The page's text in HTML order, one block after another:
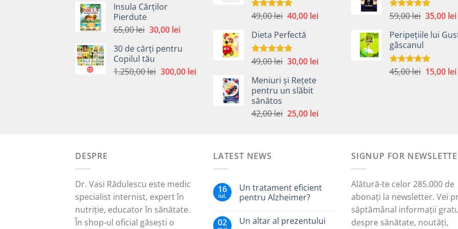
a
65,00 lei.
Insula Cărților
Pierdute
65,00lei Prețul
a
fost:
65,00 lei.
30,00 leiPrețul
este:
30 de cărți pentru
Copilul tău
1.250,00lei Prețul
300,00 leiPrețul
300,00 lei.
59,00 lei.
Evaluat la
49,00lei Prețul
a
fost:
49,00 lei.
40,00 leiPrețul
Dieta Perfectă
Evaluat la
49,00lei Prețul
a
fost:
30,00 leiPrețul
Meniuri și Rețete
pentru un slăbit
sănătos
42,00lei Prețul
25,00 leiPrețul
45,00 lei.
Evaluat la
59,00lei Prețul
a
59,00 lei.
35,00 lei
Peripețiile lui
gâscanul
Evaluat la
45,00lei Prețul
15,00 lei
DESPRE
Dr. Vasi Rădulescu este medic
specialist internist, expert în
nutriție, educator în sănătate.
În shop-ul oficial găsești o
LATEST NEWS
16
iul.
Un tratament eficient
pentru Alzheimer?
02 Un altar al prezentului
SIGNUP FOR
Alătură-te celor 285.000 de
abonați la newsletter. Vei
săptămânal informații
despre sănătate, noutăți,